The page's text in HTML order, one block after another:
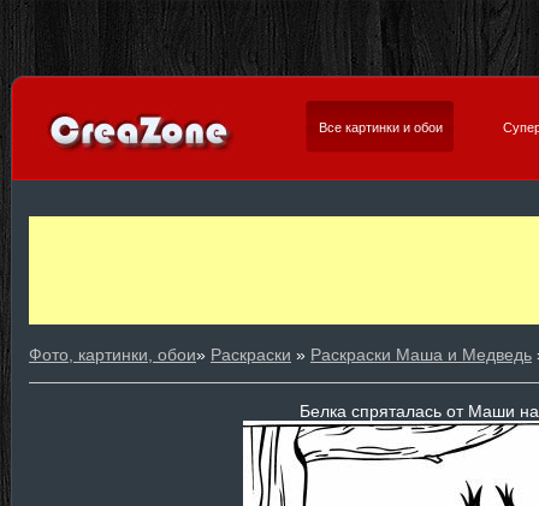
Все картинки и обои
Фото, картинки, обои» Раскраски » Раскраски Маша и Медведь
Белка спряталась от Маши